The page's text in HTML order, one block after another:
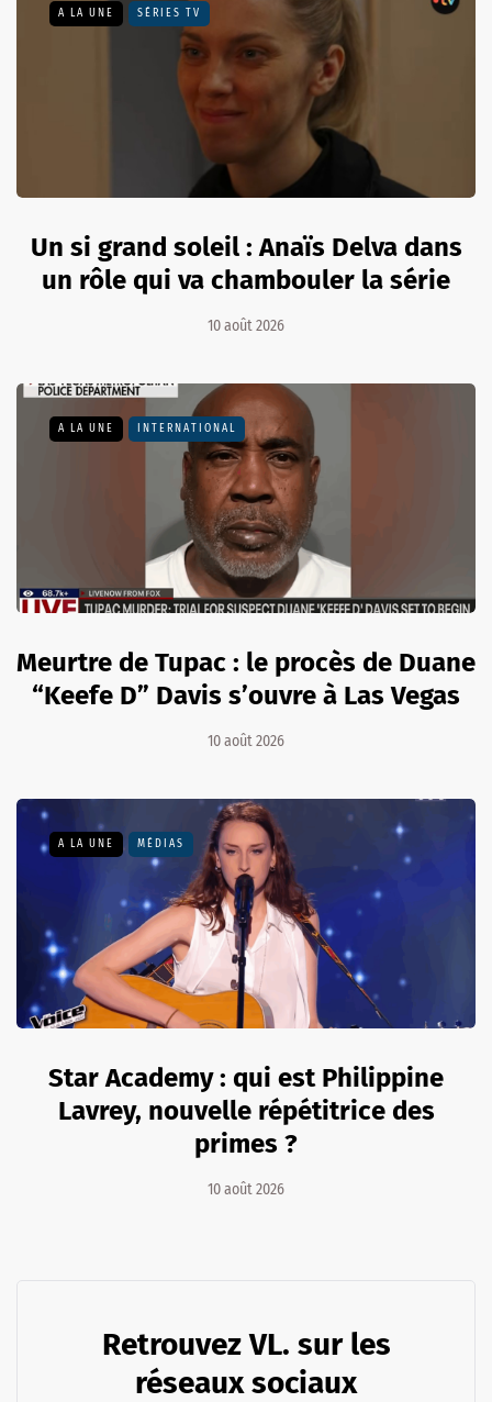
A LA UNE SÉRIES TV
Un si grand soleil : Anaïs Delva dans
un rôle qui va chambouler la série
10 août 2026
A LA UNE INTERNATIONAL
Meurtre de Tupac : le procès de Duane
“Keefe D” Davis s’ouvre à Las Vegas
10 août 2026
A LA UNE MÉDIAS
Star Academy : qui est Philippine
Lavrey, nouvelle répétitrice des
primes ?
10 août 2026
Retrouvez VL. sur les
réseaux sociaux